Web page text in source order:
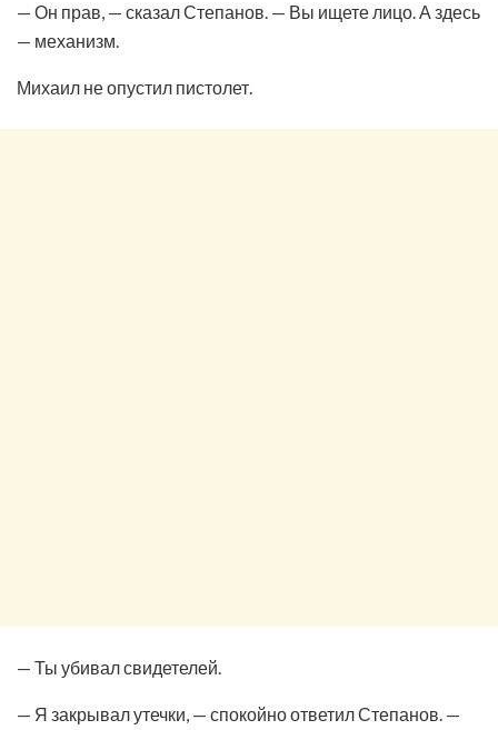
— Он прав, — сказал Степанов. — Вы ищете лицо. А здесь
— механизм.
Михаил не опустил пистолет.
— Ты убивал свидетелей.
— Я закрывал утечки, — спокойно ответил Степанов. —